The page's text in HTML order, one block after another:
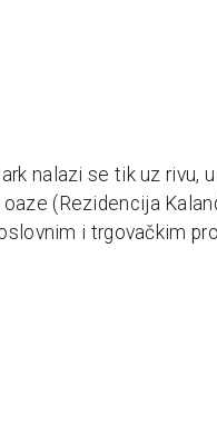
nalazi se tik uz rivu,
(Rezidencija
i trgovačkim